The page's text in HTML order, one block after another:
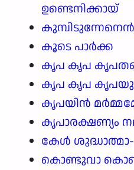
ഉണ്ടെനിക്കായ്
കുമ്പിടുന്നേനെൻ
കൂടെ പാർക്ക
കൃപ കൃപ
കൃപ കൃപ
കൃപയിൻ
കൃപാരക്ഷണ്യം
കേൾ ശുദ്ധാത്മാ-
കൊണ്ടുവാ